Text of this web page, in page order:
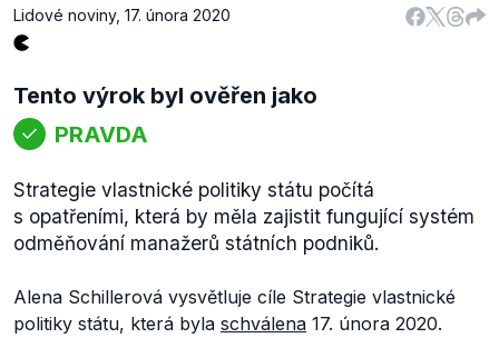
Lidové noviny, 17. února 2020
Tento výrok byl ověřen jako
PRAVDA
Strategie vlastnické politiky státu počítá
s opatřeními, která by měla zajistit fungující systém
odměňování manažerů státních podniků.
Alena Schillerová vysvětluje cíle Strategie vlastnické
politiky státu, která byla schválena 17. února 2020.